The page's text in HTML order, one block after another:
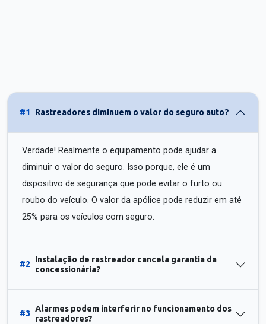
#1 Rastreadores diminuem o valor do seguro auto?
Verdade! Realmente o equipamento pode ajudar a
diminuir o valor do seguro. Isso porque, ele é um
dispositivo de segurança que pode evitar o furto ou
roubo do veículo. O valor da apólice pode reduzir em até
25% para os veículos com seguro.
#2
Instalação de rastreador cancela garantia da
concessionária?
#3
Alarmes podem interferir no funcionamento dos
rastreadores?